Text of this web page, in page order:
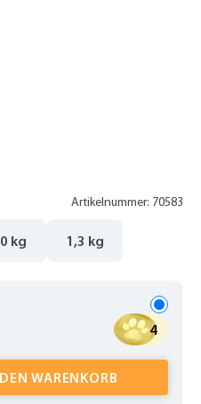
Artikelnummer: 70583
kg 1,3 kg
4
den gewünschten
WARENKORB